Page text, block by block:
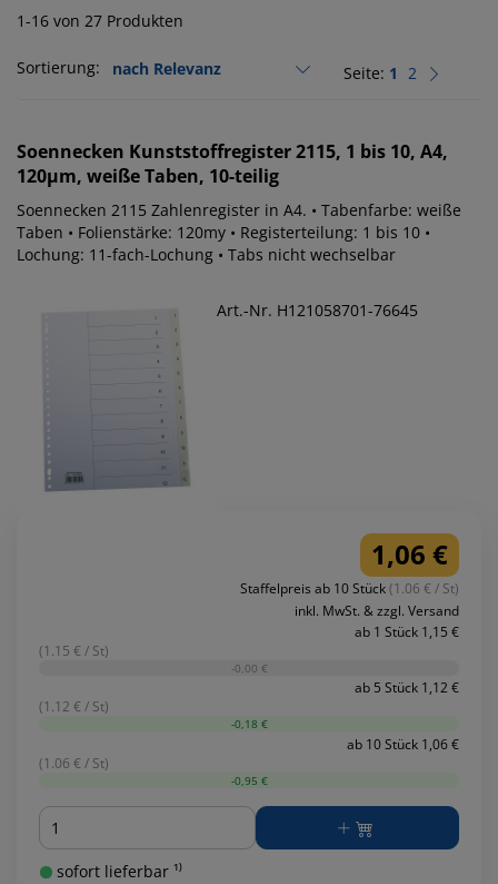
1-16 von 27 Produkten
Sortierung: Seite: 1 2
Soennecken Kunststoffregister 2115, 1 bis 10, A4,
120µm, weiße Taben, 10-teilig
Soennecken 2115 Zahlenregister in A4. • Tabenfarbe: weiße
Taben • Folienstärke: 120my • Registerteilung: 1 bis 10 •
Lochung: 11-fach-Lochung • Tabs nicht wechselbar
Art.-Nr. H121058701-76645
1,06 €
Staffelpreis ab 10 Stück(1.06 € / St)
inkl. MwSt. & zzgl. Versand
ab 1 Stück 1,15 €
(1.15 € / St)
-0,00 €
ab 5 Stück 1,12 €
(1.12 € / St)
-0,18 €
ab 10 Stück 1,06 €
(1.06 € / St)
-0,95 €
Menge
sofort lieferbar ¹⁾